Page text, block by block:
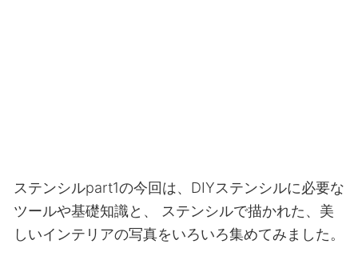
ステンシルpart1の今回は、DIYステンシルに必要な
ツールや基礎知識と、
ステンシルで描かれた、美
しいインテリアの写真をいろいろ集めてみました。